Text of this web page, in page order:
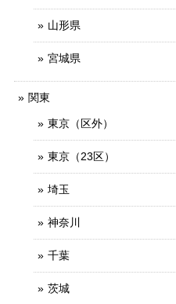
山形県
宮城県
関東
東京（区外）
東京（23区）
埼玉
神奈川
千葉
茨城